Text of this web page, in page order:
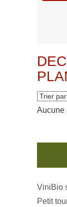
Aucune
ViniBio
Petit